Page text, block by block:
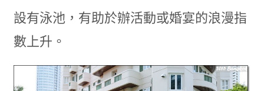
設有泳池，有助於辦活動或婚宴的浪漫指
數上升。